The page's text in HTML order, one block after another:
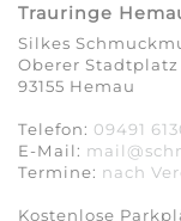
Trauringe
Silkes
Oberer Stadtplatz
93155 Hemau
Telefon: 09491
E-Mail:
Termine: nach
Kostenlose